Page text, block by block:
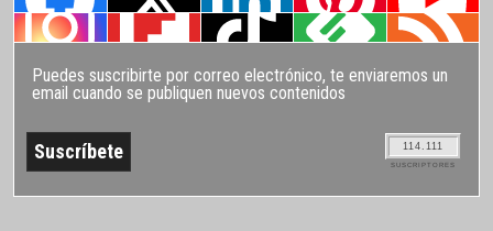
Puedes suscribirte por correo electrónico, te enviaremos un
email cuando se publiquen nuevos contenidos
114.111
SUSCRIPTORES